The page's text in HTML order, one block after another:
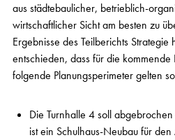
aus städtebaulicher, betrieblich-
wirtschaftlicher Sicht am besten zu
Ergebnisse des Teilberichts
entschieden, dass für die
folgende Planungsperimeter gelten
Die Turnhalle 4 soll
ist ein Schulhaus-Neubau für